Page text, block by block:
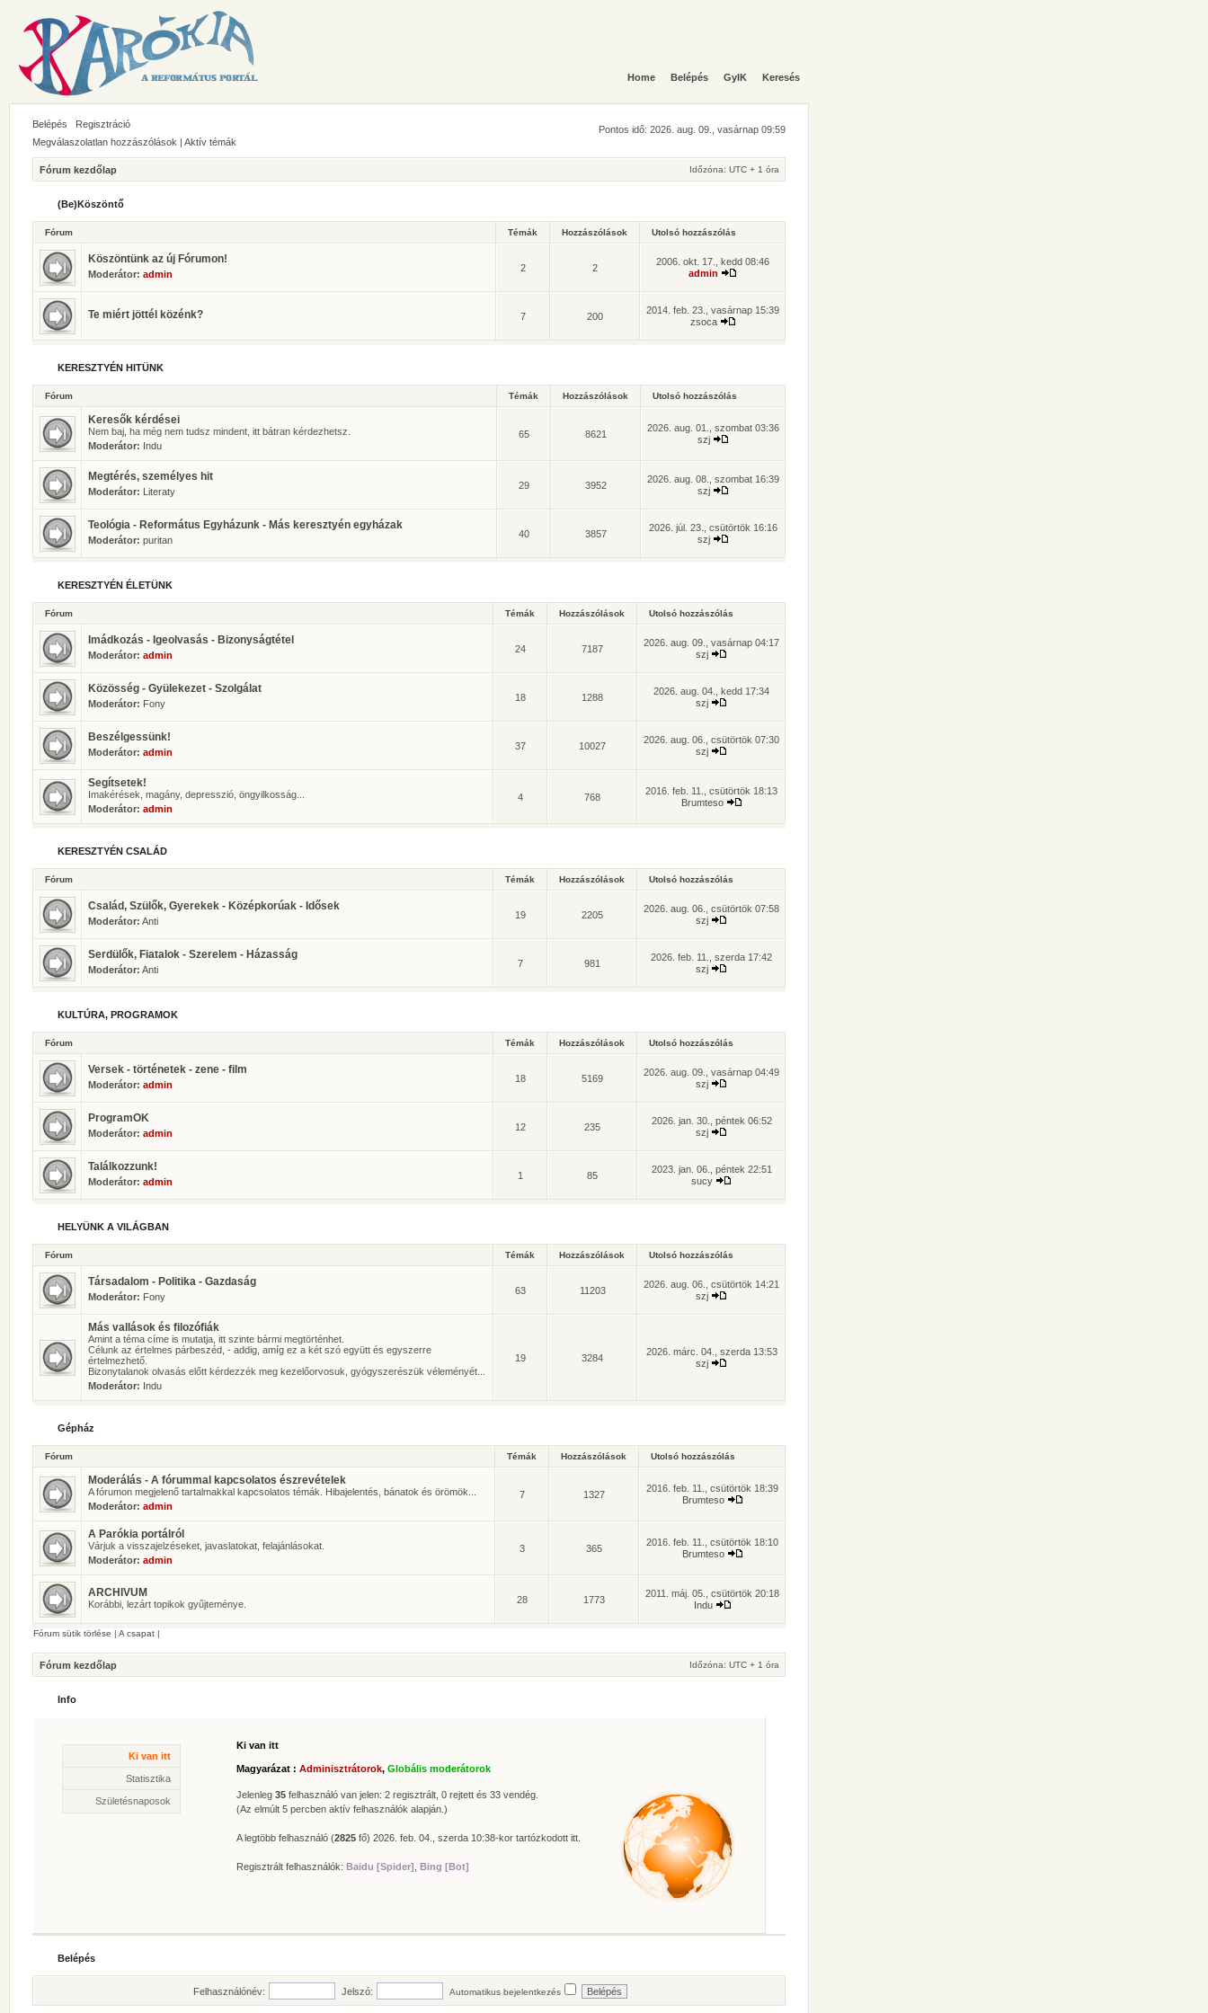
Home Belépés GyIK Keresés
Belépés Regisztráció
Pontos idő: 2026. aug. 09., vasárnap 09:59
Megválaszolatlan hozzászólások | Aktív témák
Fórum kezdőlap Időzóna: UTC + 1 óra
(Be)Köszöntő
Fórum Témák Hozzászólások Utolsó hozzászólás
Köszöntünk az új Fórumon!
Moderátor: admin
2 2
2006. okt. 17., kedd 08:46
admin
Te miért jöttél közénk? 7 200
2014. feb. 23., vasárnap 15:39
zsoca
KERESZTYÉN HITÜNK
Fórum Témák Hozzászólások Utolsó hozzászólás
Keresők kérdései
Nem baj, ha még nem tudsz mindent, itt bátran kérdezhetsz.
Moderátor: Indu
65 8621
2026. aug. 01., szombat 03:36
szj
Megtérés, személyes hit
Moderátor: Literaty
29 3952
2026. aug. 08., szombat 16:39
szj
Teológia - Református Egyházunk - Más keresztyén egyházak
Moderátor: puritan
40 3857
2026. júl. 23., csütörtök 16:16
szj
KERESZTYÉN ÉLETÜNK
Fórum Témák Hozzászólások Utolsó hozzászólás
Imádkozás - Igeolvasás - Bizonyságtétel
Moderátor: admin
24 7187
2026. aug. 09., vasárnap 04:17
szj
Közösség - Gyülekezet - Szolgálat
Moderátor: Fony
18 1288
2026. aug. 04., kedd 17:34
szj
Beszélgessünk!
Moderátor: admin
37 10027
2026. aug. 06., csütörtök 07:30
szj
Segítsetek!
Imakérések, magány, depresszió, öngyilkosság...
Moderátor: admin
4 768
2016. feb. 11., csütörtök 18:13
Brumteso
KERESZTYÉN CSALÁD
Fórum Témák Hozzászólások Utolsó hozzászólás
Család, Szülők, Gyerekek - Középkorúak - Idősek
Moderátor: Anti
19 2205
2026. aug. 06., csütörtök 07:58
szj
Serdülők, Fiatalok - Szerelem - Házasság
Moderátor: Anti
7 981
2026. feb. 11., szerda 17:42
szj
KULTÚRA, PROGRAMOK
Fórum Témák Hozzászólások Utolsó hozzászólás
Versek - történetek - zene - film
Moderátor: admin
18 5169
2026. aug. 09., vasárnap 04:49
szj
ProgramOK
Moderátor: admin
12 235
2026. jan. 30., péntek 06:52
szj
Találkozzunk!
Moderátor: admin
1 85
2023. jan. 06., péntek 22:51
sucy
HELYÜNK A VILÁGBAN
Fórum Témák Hozzászólások Utolsó hozzászólás
Társadalom - Politika - Gazdaság
Moderátor: Fony
63 11203
2026. aug. 06., csütörtök 14:21
szj
Más vallások és filozófiák
Amint a téma címe is mutatja, itt szinte bármi megtörténhet.
Célunk az értelmes párbeszéd, - addig, amíg ez a két szó együtt és egyszerre
értelmezhető.
Bizonytalanok olvasás előtt kérdezzék meg kezelőorvosuk, gyógyszerészük véleményét...
Moderátor: Indu
19 3284
2026. márc. 04., szerda 13:53
szj
Gépház
Fórum Témák Hozzászólások Utolsó hozzászólás
Moderálás - A fórummal kapcsolatos észrevételek
A fórumon megjelenő tartalmakkal kapcsolatos témák. Hibajelentés, bánatok és örömök...
Moderátor: admin
7 1327
2016. feb. 11., csütörtök 18:39
Brumteso
A Parókia portálról
Várjuk a visszajelzéseket, javaslatokat, felajánlásokat.
Moderátor: admin
3 365
2016. feb. 11., csütörtök 18:10
Brumteso
ARCHIVUM
Korábbi, lezárt topikok gyűjteménye. 28 1773
2011. máj. 05., csütörtök 20:18
Indu
Fórum sütik törlése | A csapat |
Fórum kezdőlap Időzóna: UTC + 1 óra
Info
Ki van itt
Ki van itt
Magyarázat : Adminisztrátorok, Globális moderátorok
Jelenleg 35 felhasználó van jelen: 2 regisztrált, 0 rejtett és 33 vendég.
(Az elmúlt 5 percben aktív felhasználók alapján.)
A legtöbb felhasználó (2825 fő) 2026. feb. 04., szerda 10:38-kor tartózkodott itt.
Regisztrált felhasználók: Baidu [Spider] Bing [Bot]
Statisztika
Statisztika
* Hozzászólások száma:
62629
* Témák száma:
* Felhasználók száma: 606
* Legújabb regisztrált tagunk:Zolee
Születésnaposok
Belépés
Felhasználónév: Jelszó: Automatikus bejelentkezés